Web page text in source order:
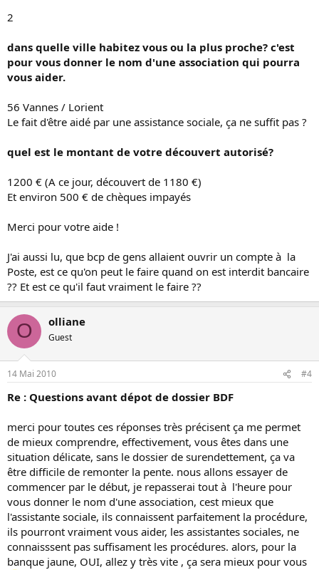
2
dans quelle ville habitez vous ou la plus proche? c'est
pour vous donner le nom d'une association qui pourra
vous aider.
56 Vannes / Lorient
Le fait d'être aidé par une assistance sociale, ça ne suffit pas ?
quel est le montant de votre découvert autorisé?
1200 € (A ce jour, découvert de 1180 €)
Et environ 500 € de chèques impayés
Merci pour votre aide !
J'ai aussi lu, que bcp de gens allaient ouvrir un compte à la
Poste, est ce qu'on peut le faire quand on est interdit bancaire
?? Et est ce qu'il faut vraiment le faire ??
O olliane
Guest
14 Mai 2010 #4
Re : Questions avant dépot de dossier BDF
merci pour toutes ces réponses très précisent ça me permet
de mieux comprendre, effectivement, vous êtes dans une
situation délicate, sans le dossier de surendettement, ça va
être difficile de remonter la pente. nous allons essayer de
commencer par le début, je repasserai tout à l'heure pour
vous donner le nom d'une association, cest mieux que
l'assistante sociale, ils connaissent parfaitement la procédure,
ils pourront vraiment vous aider, les assistantes sociales, ne
connaisssent pas suffisament les procédures. alors, pour la
banque jaune, OUI, allez y très vite , ça sera mieux pour vous